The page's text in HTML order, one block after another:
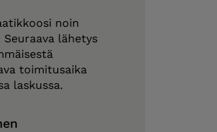
noin
lähetys
toimitusaika
laskussa.